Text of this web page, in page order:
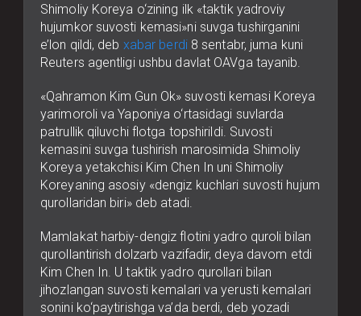
Shimoliy Koreya o‘zining ilk «taktik yadroviy
hujumkor suvosti kemasi»ni suvga tushirganini
e’lon qildi, deb xabar berdi8 sentabr, juma kuni
Reuters agentligi ushbu davlat OAVga tayanib.
«Qahramon Kim Gun Ok» suvosti kemasi Koreya
yarimoroli va Yaponiya o‘rtasidagi suvlarda
patrullik qiluvchi flotga topshirildi. Suvosti
kemasini suvga tushirish marosimida Shimoliy
Koreya yetakchisi Kim Chen In uni Shimoliy
Koreyaning asosiy «dengiz kuchlari suvosti hujum
qurollaridan biri» deb atadi.
Mamlakat harbiy-dengiz flotini yadro quroli bilan
qurollantirish dolzarb vazifadir, deya davom etdi
Kim Chen In. U taktik yadro qurollari bilan
jihozlangan suvosti kemalari va yerusti kemalari
sonini ko‘paytirishga va’da berdi, deb yozadi